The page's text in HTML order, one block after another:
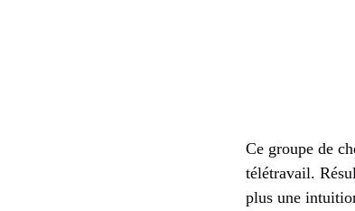
Ce groupe de
télétravail.
plus une